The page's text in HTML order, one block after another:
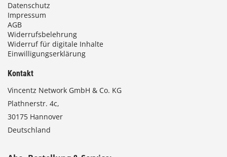
Datenschutz
Impressum
AGB
Widerrufsbelehrung
Widerruf für digitale Inhalte
Einwilligungserklärung
Kontakt
Vincentz Network GmbH & Co. KG
Plathnerstr. 4c,
30175 Hannover
Deutschland